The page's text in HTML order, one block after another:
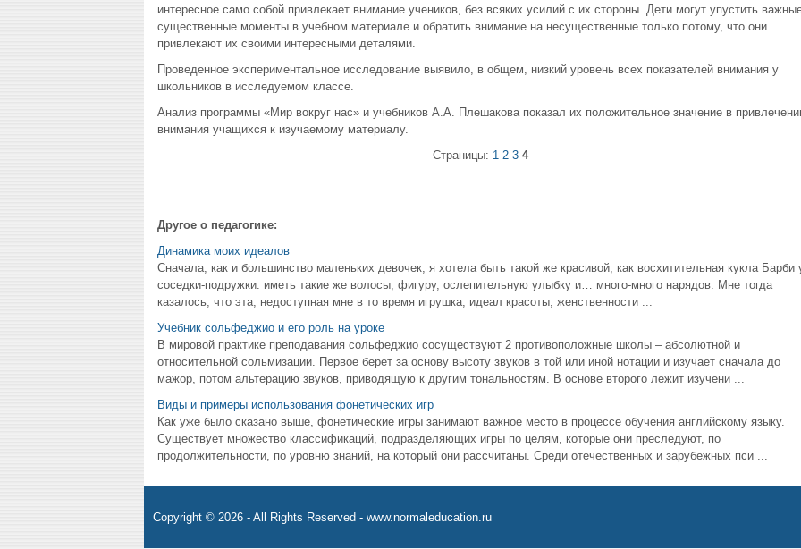
интересное само собой привлекает внимание учеников, без всяких усилий с их стороны. Дети могут упустить
существенные моменты в учебном материале и обратить внимание на несущественные только потому, что они
привлекают их своими интересными деталями.
Проведенное экспериментальное исследование выявило, в общем, низкий уровень всех показателей внимания у
школьников в исследуемом классе.
Анализ программы «Мир вокруг нас» и учебников А.А. Плешакова показал их положительное значение в
внимания учащихся к изучаемому материалу.
Страницы: 1 2 3 4
Другое о педагогике:
Динамика моих идеалов
Сначала, как и большинство маленьких девочек, я хотела быть такой же красивой, как восхитительная кукла Барби
соседки-подружки: иметь такие же волосы, фигуру, ослепительную улыбку и… много-много нарядов. Мне тогда
казалось, что эта, недоступная мне в то время игрушка, идеал красоты, женственности ...
Учебник сольфеджио и его роль на уроке
В мировой практике преподавания сольфеджио сосуществуют 2 противоположные школы – абсолютной и
относительной сольмизации. Первое берет за основу высоту звуков в той или иной нотации и изучает сначала до
мажор, потом альтерацию звуков, приводящую к другим тональностям. В основе второго лежит изучени ...
Виды и примеры использования фонетических игр
Как уже было сказано выше, фонетические игры занимают важное место в процессе обучения английскому языку.
Существует множество классификаций, подразделяющих игры по целям, которые они преследуют, по
продолжительности, по уровню знаний, на который они рассчитаны. Среди отечественных и зарубежных пси ...
Copyright © 2026 - All Rights Reserved - www.normaleducation.ru